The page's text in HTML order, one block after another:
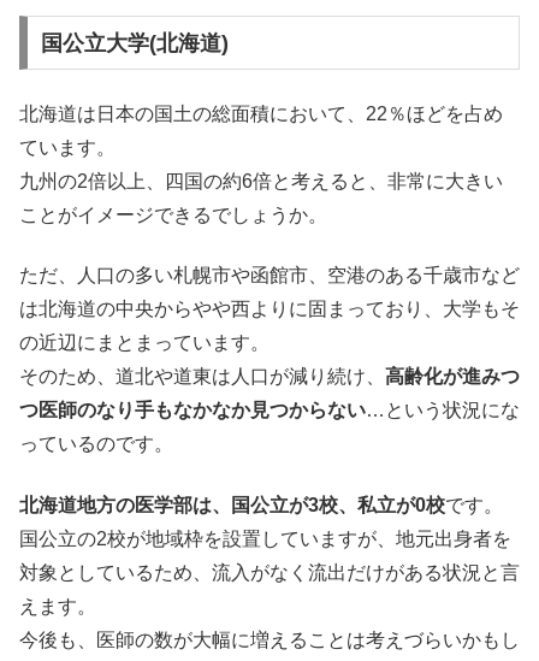
国公立大学(北海道)
北海道は日本の国土の総面積において、22％ほどを占め
ています。
九州の2倍以上、四国の約6倍と考えると、非常に大きい
ことがイメージできるでしょうか。
ただ、人口の多い札幌市や函館市、空港のある千歳市など
は北海道の中央からやや西よりに固まっており、大学もそ
の近辺にまとまっています。
そのため、道北や道東は人口が減り続け、 高齢化が進みつ
つ医師のなり手もなかなか見つからない…という状況にな
っているのです。
北海道地方の医学部は、国公立が3校、私立が0校です。
国公立の2校が地域枠を設置していますが、地元出身者を
対象としているため、流入がなく流出だけがある状況と言
えます。
今後も、医師の数が大幅に増えることは考えづらいかもし